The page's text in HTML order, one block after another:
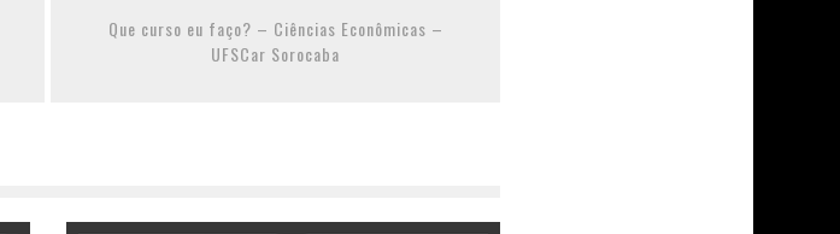
Que curso eu faço? – Ciências Econômicas –
UFSCar Sorocaba